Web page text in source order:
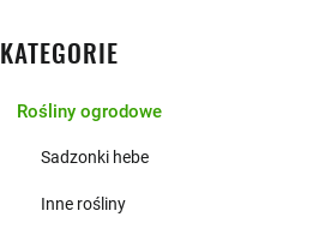
KATEGORIE
Rośliny ogrodowe
Sadzonki hebe
Inne rośliny